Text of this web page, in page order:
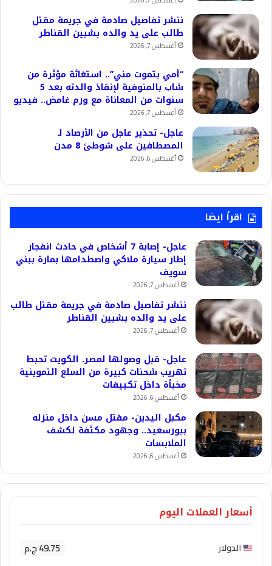
ننشر تفاصيل صادمة في جريمة مقتل
طالب على يد والده بشبين القناطر
أغسطس 7, 2026
“أمي بتموت مني”.. استغاثة مؤثرة من
شاب بالمنوفية لإنقاذ والدته بعد 5
سنوات من المعاناة مع ورم غامض.. فيديو
أغسطس 7, 2026
عاجل- تحذير عاجل من الأرصاد لـ
المصطافين على شوطئ 8 مدن
أغسطس 6, 2026
اقرأ ايضا
عاجل- إصابة 7 أشخاص في حادث انفجار
إطار سيارة ملاكي واصطدامها بمارة ببني
سويف
أغسطس 7, 2026
ننشر تفاصيل صادمة في جريمة مقتل طالب
على يد والده بشبين القناطر
أغسطس 7, 2026
عاجل- قبل وصولها لمصر. الكويت تحبط
تهريب شحنات كبيرة من السلع التموينية
مخبأة داخل تكييفات
أغسطس 6, 2026
مكبل اليدين- مقتل مسن داخل منزله
ببورسعيد.. وجهود مكثفة لكشف
الملابسات
أغسطس 6, 2026
أسعار العملات اليوم
الدولار 49.75 ج.م